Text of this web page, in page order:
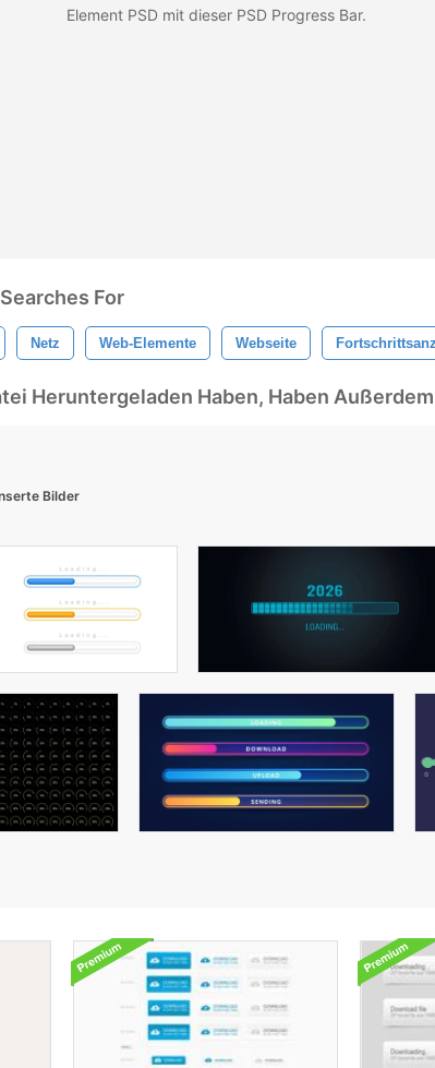
Element PSD mit dieser PSD Progress Bar.
For
Netz Web-Elemente Webseite
Heruntergeladen Haben, Haben
Bilder